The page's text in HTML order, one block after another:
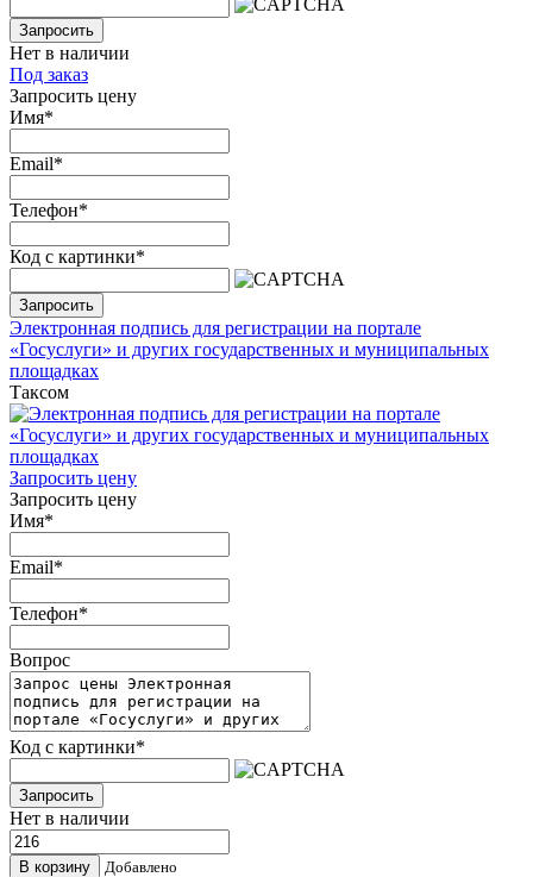
Запросить
Нет в наличии
Под заказ
Запросить цену
Имя*
Email*
Телефон*
Код с картинки*
Запросить
Электронная подпись для регистрации на портале
«Госуслуги» и других государственных и муниципальных
площадках
Таксом
Запросить цену
Запросить цену
Имя*
Email*
Телефон*
Вопрос
Код с картинки*
Запросить
Нет в наличии
Добавлено